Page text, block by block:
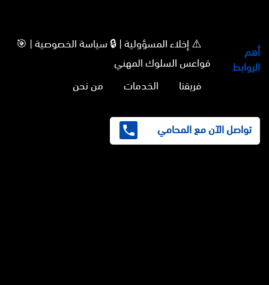
أهم
الروابط
⚠️ إخلاء المسؤولية | 🔒 سياسة الخصوصية | 🎯
قواعس السلوك المهني
فريقنا
الخدمات من نحن
تواصل الآن مع المحامي